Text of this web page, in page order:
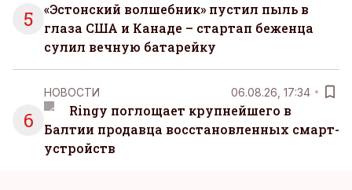
5
«Эстонский волшебник» пустил пыль в
глаза США и Канаде – стартап беженца
сулил вечную батарейку
6
НОВОСТИ 06.08.26, 17:34
Ringy поглощает крупнейшего в
Балтии продавца восстановленных смарт-
устройств